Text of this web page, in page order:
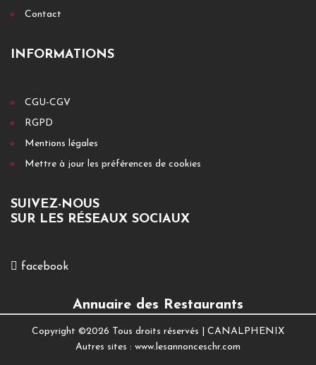
Contact
INFORMATIONS
CGU-CGV
RGPD
Mentions légales
Mettre à jour les préférences de cookies
SUIVEZ-NOUS
SUR LES RÉSEAUX SOCIAUX
facebook
Annuaire des Restaurants
Copyright ©2026 Tous droits réservés | CANALPHENIX
Autres sites : www.lesannonceschr.com